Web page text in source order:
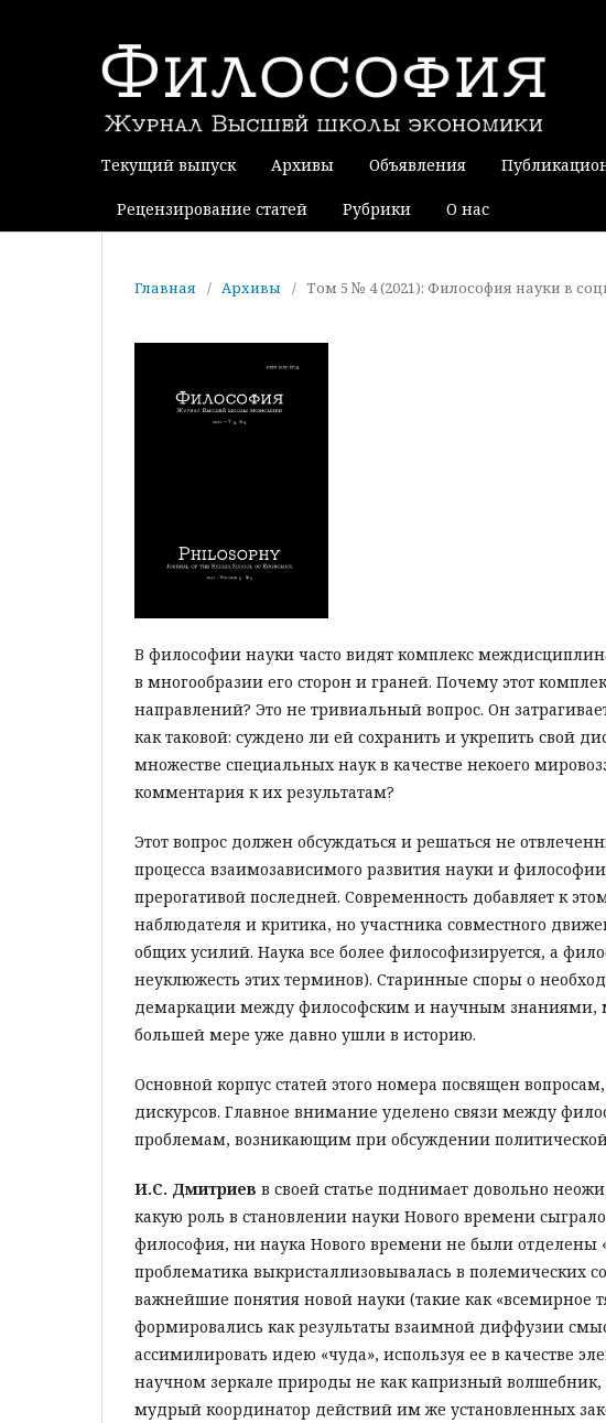
Текущий выпуск Архивы Объявления
Рецензирование статей Рубрики О нас
Главная / Архивы / Том 5 № 4 (2021): Философия науки в
В философии науки часто видят комплекс
в многообразии его сторон и граней. Почему этот
направлений? Это не тривиальный вопрос. Он
как таковой: суждено ли ей сохранить и укрепить свой
множестве специальных наук в качестве некоего
комментария к их результатам?
Этот вопрос должен обсуждаться и решаться не
процесса взаимозависимого развития науки и
прерогативой последней. Современность добавляет к
наблюдателя и критика, но участника совместного
общих усилий. Наука все более философизируется, а
неуклюжесть этих терминов). Старинные споры о
демаркации между философским и научным знаниями,
большей мере уже давно ушли в историю.
Основной корпус статей этого номера посвящен
дискурсов. Главное внимание уделено связи между
проблемам, возникающим при обсуждении политической
И.С. Дмитриев в своей статье поднимает довольно
какую роль в становлении науки Нового времени
философия, ни наука Нового времени не были отделены
проблематика выкристаллизовывалась в полемических
важнейшие понятия новой науки (такие как «всемирное
формировались как результаты взаимной диффузии
ассимилировать идею «чуда», используя ее в качестве
научном зеркале природы не как капризный
мудрый координатор действий им же установленных